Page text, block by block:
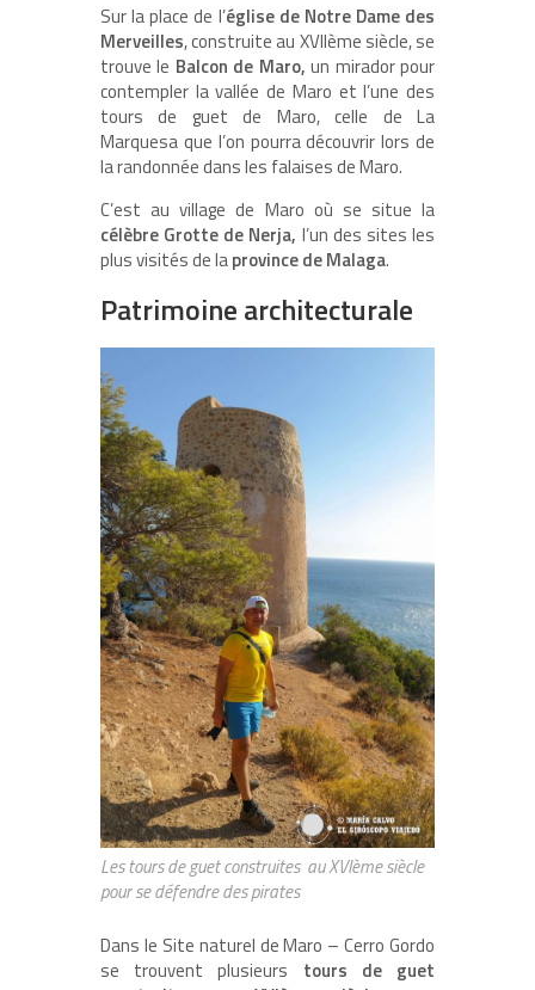
Sur la place de l’église de Notre Dame des
Merveilles, construite au XVIIème siècle, se
trouve le Balcon de Maro, un mirador pour
contempler la vallée de Maro et l’une des
tours de guet de Maro, celle de La
Marquesa que l’on pourra découvrir lors de
la randonnée dans les falaises de Maro.
C’est au village de Maro où se situe la
célèbre Grotte de Nerja, l’un des sites les
plus visités de laprovince de Malaga.
Patrimoine architecturale
Les tours de guet construites au XVIème siècle
pour se défendre des pirates
Dans le Site naturel de Maro – Cerro Gordo
se trouvent plusieurs tours de guet